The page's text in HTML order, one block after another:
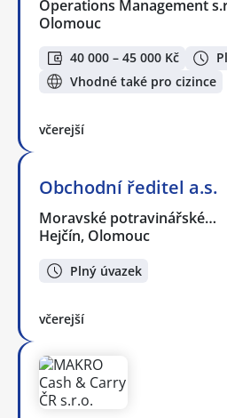
Operations Management
Olomouc
40 000 – 45 000 Kč
Vhodné také pro cizince
včerejší
Obchodní ředitel a.s.
Moravské potravinářské…
Hejčín, Olomouc
Plný úvazek
včerejší